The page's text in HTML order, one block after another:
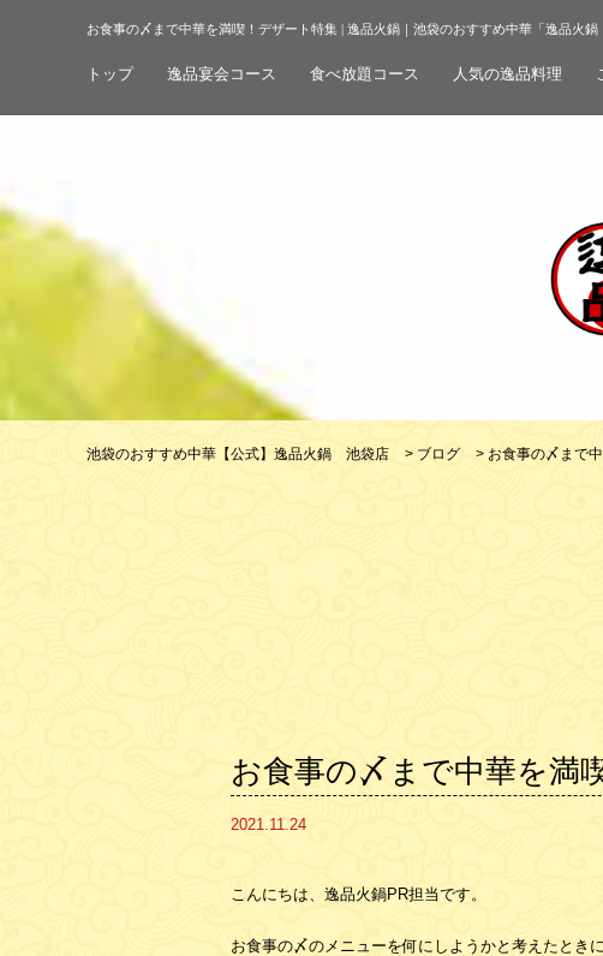
お食事の〆まで中華を満喫！デザート特集 | 逸品火鍋｜池袋のおすすめ中華「逸品火
トップ 逸品宴会コース 食べ放題コース 人気の逸品料理
池袋のおすすめ中華【公式】逸品火鍋 池袋店 > ブログ > お食事の〆まで
お食事の〆まで中華を満
2021.11.24
こんにちは、逸品火鍋PR担当です。
お食事の〆のメニューを何にしようかと考えたとき